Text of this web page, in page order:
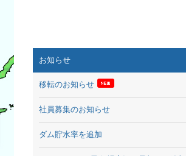
お知らせ
移転のお知らせ
社員募集のお知らせ
ダム貯水率を追加